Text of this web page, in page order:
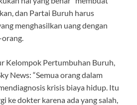
dan Partai Buruh harus
menghasilkan uang dengan
Kelompok Pertumbuhan Buruh,
News: “Semua orang dalam
krisis biaya hidup. Itu
ke dokter karena ada yang salah,